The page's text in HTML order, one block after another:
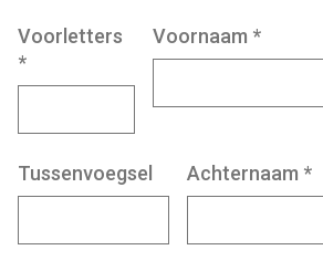
Voorletters
*
Voornaam *
Tussenvoegsel Achternaam *